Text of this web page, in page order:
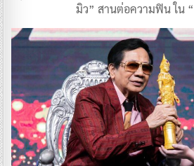
มิว” สานต่อความฟิน ใน “